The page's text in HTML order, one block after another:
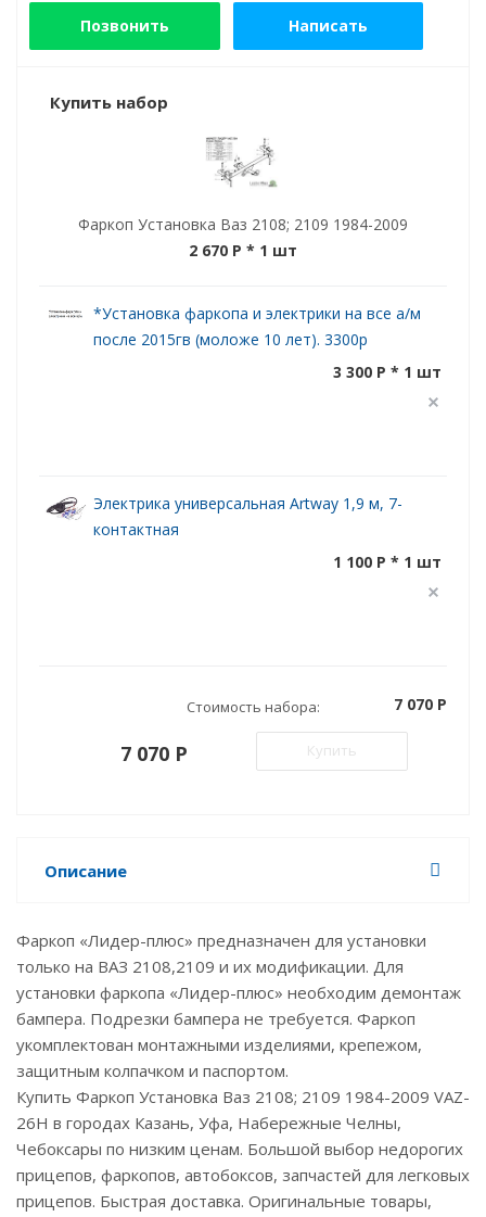
Позвонить Написать
Купить набор
Фаркоп Установка Ваз 2108; 2109 1984-2009
2 670 P * 1 шт
*Установка фаркопа и электрики на все а/м
после 2015гв (моложе 10 лет). 3300р
3 300 P * 1 шт
Электрика универсальная Artway 1,9 м, 7-
контактная
1 100 P * 1 шт
Стоимость набора: 7 070 P
7 070 P Купить
Описание
Фаркоп «Лидер-плюс» предназначен для установки
только на ВАЗ 2108,2109 и их модификации. Для
установки фаркопа «Лидер-плюс» необходим демонтаж
бампера. Подрезки бампера не требуется. Фаркоп
укомплектован монтажными изделиями, крепежом,
защитным колпачком и паспортом.
Купить Фаркоп Установка Ваз 2108; 2109 1984-2009 VAZ-
26H в городах Казань, Уфа, Набережные Челны,
Чебоксары по низким ценам. Большой выбор недорогих
прицепов, фаркопов, автобоксов, запчастей для легковых
прицепов. Быстрая доставка. Оригинальные товары,